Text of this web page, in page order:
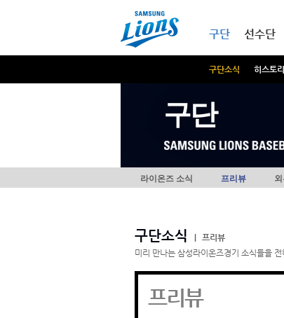
구단
구단소식 히스토리
선수단
구단
라이온즈 소식 프리뷰
구단소식
프리뷰
미리 만나는 삼성라이온즈경기 소식들을 전
프리뷰